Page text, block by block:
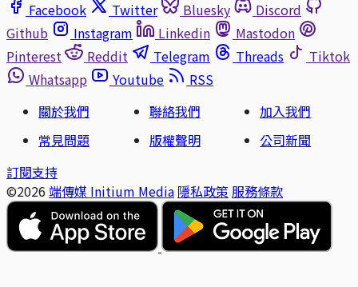
Facebook Twitter Bluesky
Discord
Github
Instagram Linkedin
Mastodon
Pinterest
Reddit Telegram Threads
Tiktok
Whatsapp
Youtube
RSS
關於我們
聯絡我們
加入我們
常見問題
版權聲明
公司新聞
訂閱支持
©2026 端傳媒 Initium Media 隱私政策 服務條款